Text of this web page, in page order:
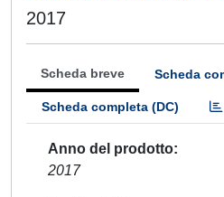
2017
Scheda breve Scheda
Scheda completa (DC)
Anno del prodotto
2017